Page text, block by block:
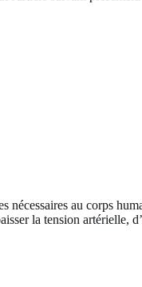
nécessaires au corps
la tension artérielle,